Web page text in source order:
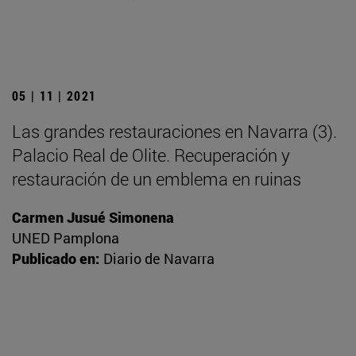
05 | 11 | 2021
Las grandes restauraciones en Navarra (3).
Palacio Real de Olite. Recuperación y
restauración de un emblema en ruinas
Carmen Jusué Simonena
UNED Pamplona
Publicado en: Diario de Navarra